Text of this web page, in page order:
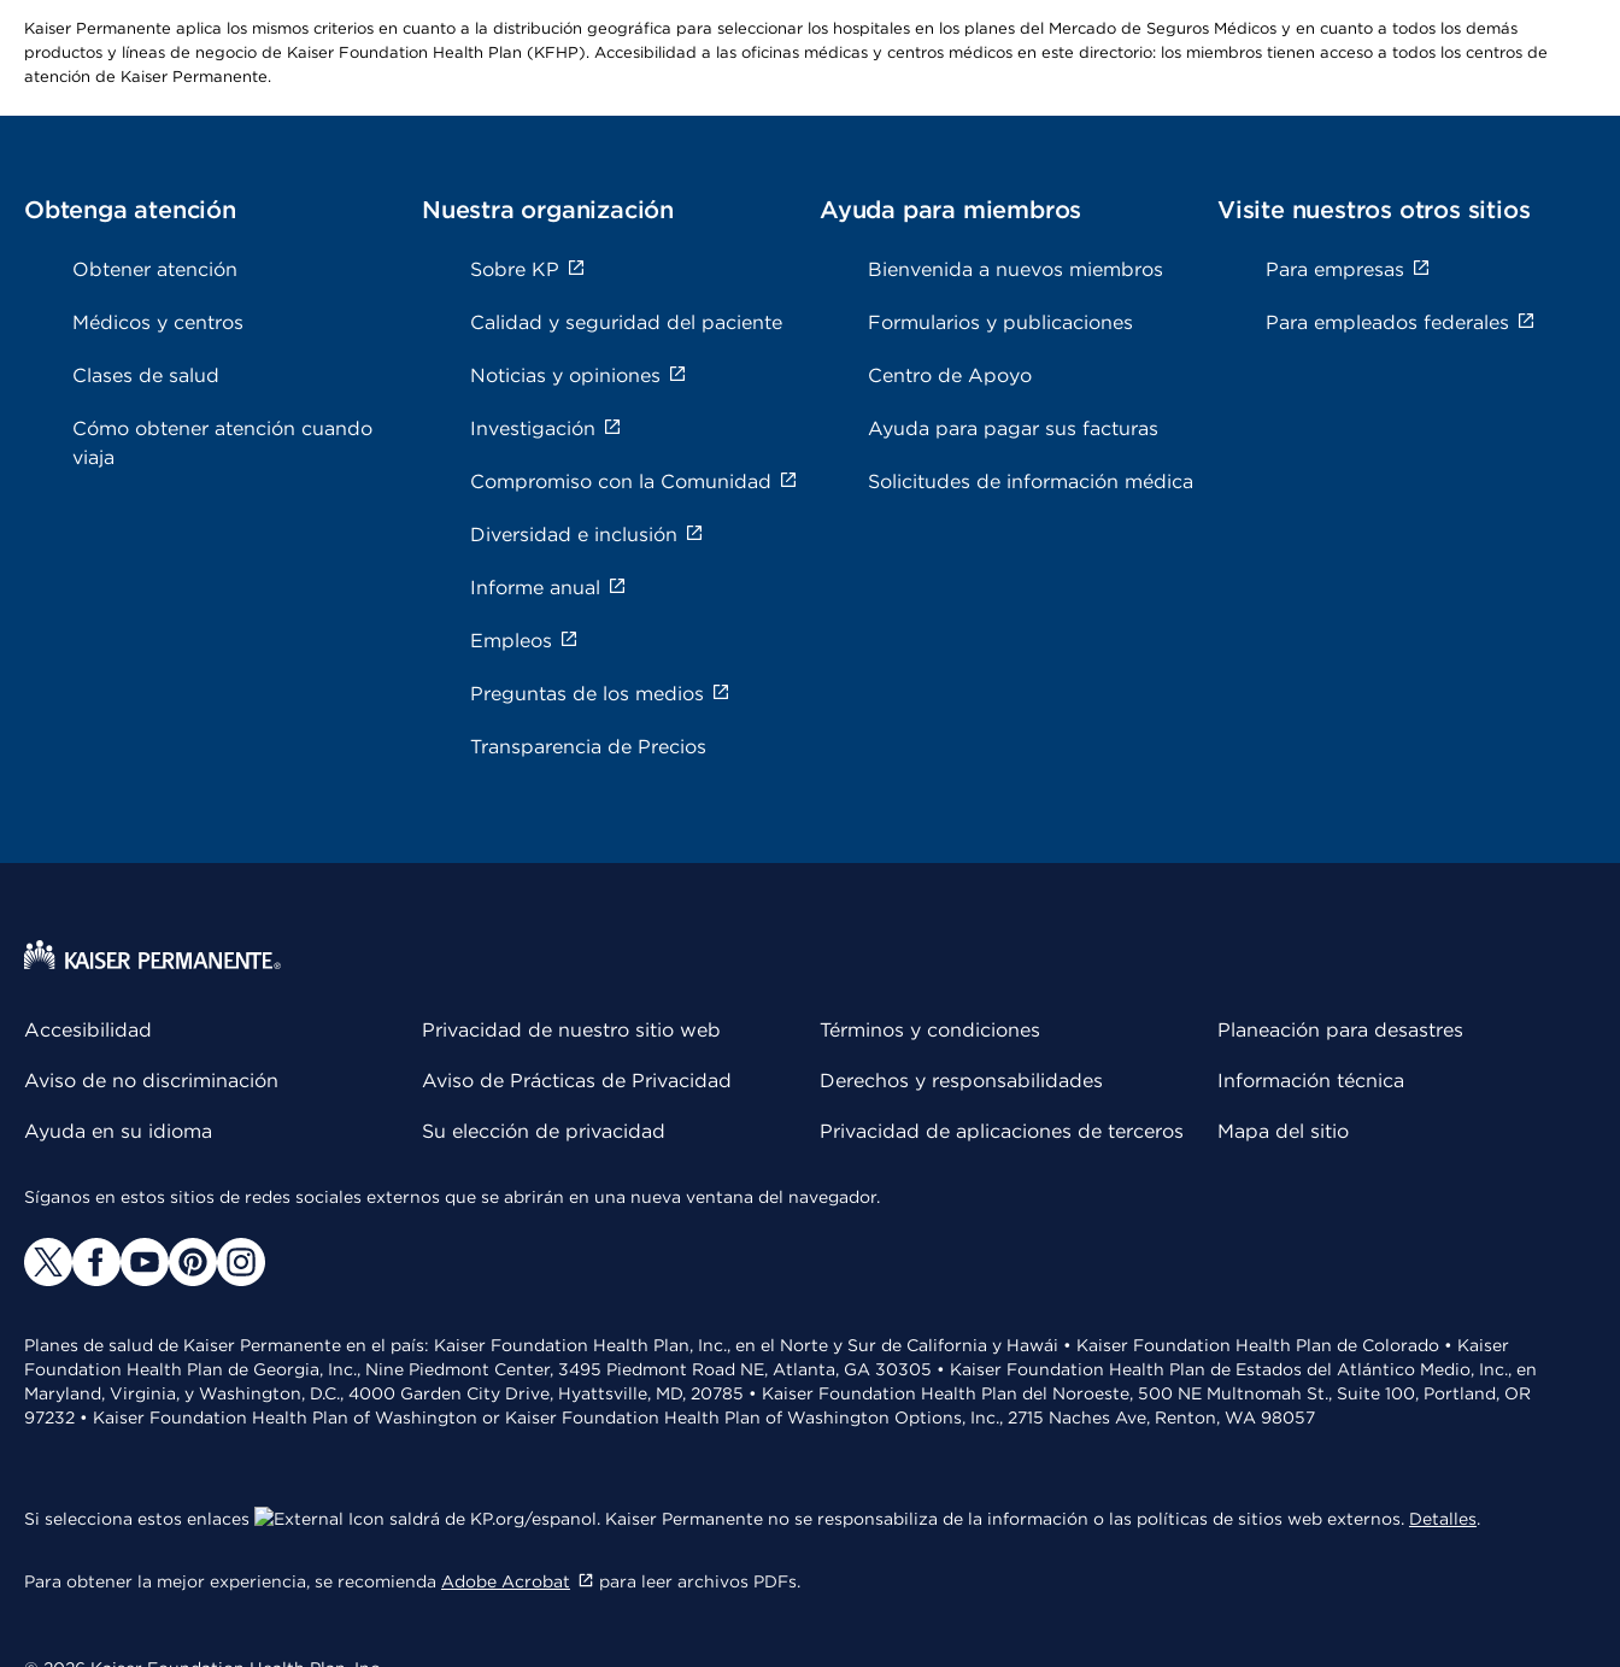
Kaiser Permanente aplica los mismos criterios en cuanto a la distribución geográfica para seleccionar los hospitales en los planes del Mercado de Seguros Médicos y en cuanto a todos los demás
productos y líneas de negocio de Kaiser Foundation Health Plan (KFHP). Accesibilidad a las oficinas médicas y centros médicos en este directorio: los miembros tienen acceso a todos los centros de
atención de Kaiser Permanente.
Obtenga atención
Obtener atención
Médicos y centros
Clases de salud
Cómo obtener atención cuando
viaja
Nuestra organización
Sobre KP
Calidad y seguridad del paciente
Noticias y opiniones
Investigación
Compromiso con la Comunidad
Diversidad e inclusión
Informe anual
Empleos
Preguntas de los medios
Transparencia de Precios
Ayuda para miembros
Bienvenida a nuevos miembros
Formularios y publicaciones
Centro de Apoyo
Ayuda para pagar sus facturas
Solicitudes de información médica
Visite nuestros otros sitios
Para empresas
Para empleados federales
Accesibilidad
Aviso de no discriminación
Ayuda en su idioma
Privacidad de nuestro sitio web
Aviso de Prácticas de Privacidad
Su elección de privacidad
Términos y condiciones
Derechos y responsabilidades
Privacidad de aplicaciones de terceros
Planeación para desastres
Información técnica
Mapa del sitio
Síganos en estos sitios de redes sociales externos que se abrirán en una nueva ventana del navegador.
Planes de salud de Kaiser Permanente en el país: Kaiser Foundation Health Plan, Inc., en el Norte y Sur de California y Hawái • Kaiser Foundation Health Plan de Colorado • Kaiser
Foundation Health Plan de Georgia, Inc., Nine Piedmont Center, 3495 Piedmont Road NE, Atlanta, GA 30305 • Kaiser Foundation Health Plan de Estados del Atlántico Medio, Inc., en
Maryland, Virginia, y Washington, D.C., 4000 Garden City Drive, Hyattsville, MD, 20785 • Kaiser Foundation Health Plan del Noroeste, 500 NE Multnomah St., Suite 100, Portland, OR
97232 • Kaiser Foundation Health Plan of Washington or Kaiser Foundation Health Plan of Washington Options, Inc., 2715 Naches Ave, Renton, WA 98057
Si selecciona estos enlaces saldrá de KP.org/espanol. Kaiser Permanente no se responsabiliza de la información o las políticas de sitios web externos. Detalles.
Para obtener la mejor experiencia, se recomienda Adobe Acrobat para leer archivos PDFs.